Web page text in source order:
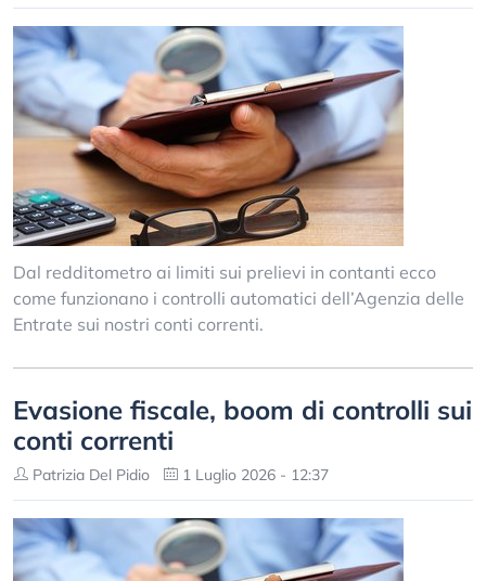
Dal redditometro ai limiti sui prelievi in contanti ecco
come funzionano i controlli automatici dell’Agenzia delle
Entrate sui nostri conti correnti.
Evasione fiscale, boom di controlli sui
conti correnti
Patrizia Del Pidio 1 Luglio 2026 - 12:37